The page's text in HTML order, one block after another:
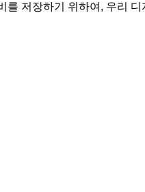
를 저장하기 위하여, 우리